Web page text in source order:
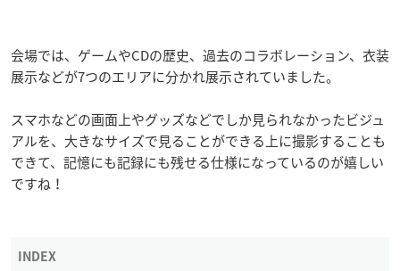
会場では、ゲームやCDの歴史、過去のコラボレーション、衣装
展示などが7つのエリアに分かれ展示されていました。
スマホなどの画面上やグッズなどでしか見られなかったビジュ
アルを、大きなサイズで見ることができる上に撮影することも
できて、記憶にも記録にも残せる仕様になっているのが嬉しい
ですね！